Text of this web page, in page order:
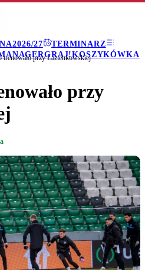
2026/27
TERMINARZ
GRAJ!KOSZYKÓWKA
trenowało przy Łazienkowskiej
przy